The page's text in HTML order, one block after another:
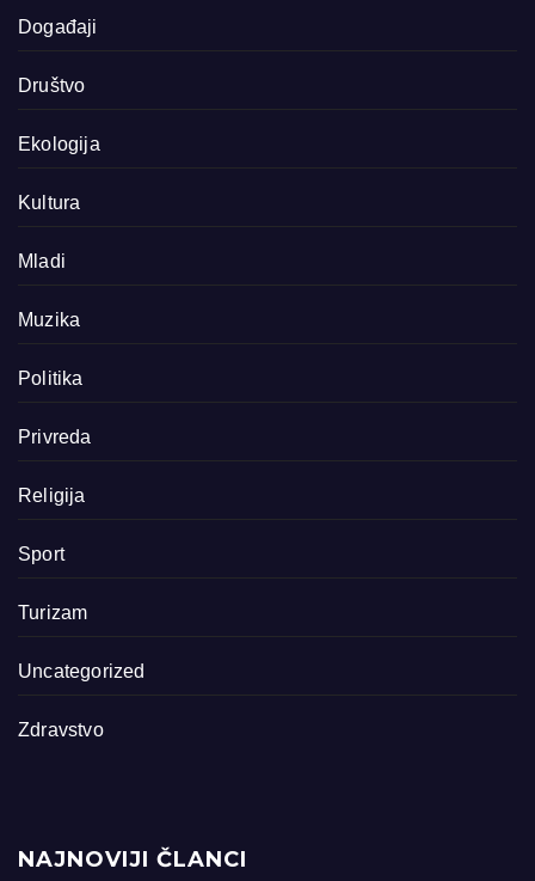
Događaji
Društvo
Ekologija
Kultura
Mladi
Muzika
Politika
Privreda
Religija
Sport
Turizam
Uncategorized
Zdravstvo
NAJNOVIJI ČLANCI